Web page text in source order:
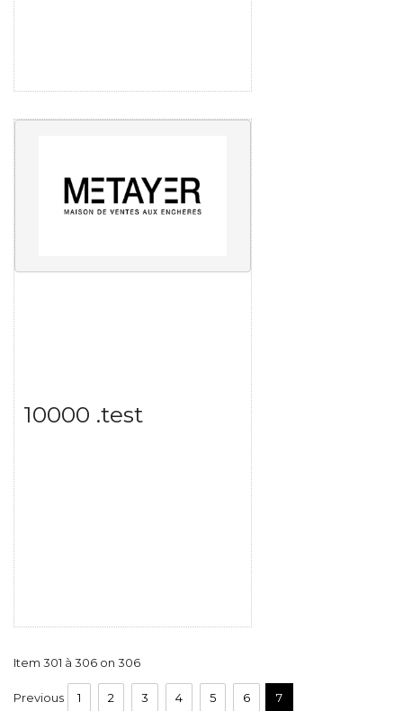
Item detail
10000 .test
Item 301 à 306 on 306
Previous 1 2 3 4 5 6 7